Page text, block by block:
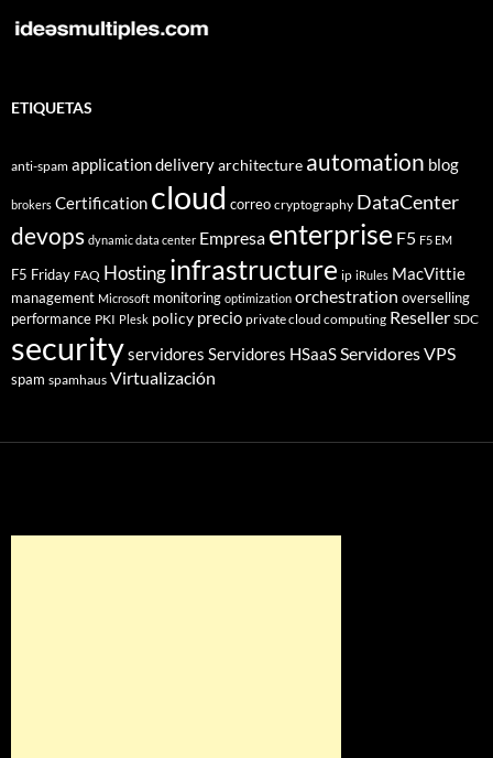
ETIQUETAS
anti-spam application deliveryarchitecture automation blog
brokers Certification cloud correo cryptography DataCenter
devops dynamic data center Empresa enterprise F5 F5 EM
F5 Friday FAQ Hostinginfrastructure ip iRules MacVittie
management Microsoft monitoring optimization orchestration overselling
performance PKI Plesk policy precio private cloud computing Reseller SDC
securityservidores Servidores HSaaSServidores VPS
spam spamhaus Virtualización